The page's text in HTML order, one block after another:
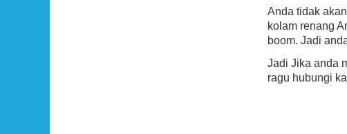
Anda tidak
kolam renang
boom. Jadi
Jadi Jika anda
ragu hubungi